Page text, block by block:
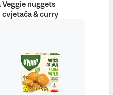
Veggie nuggets
cvjetača & curry